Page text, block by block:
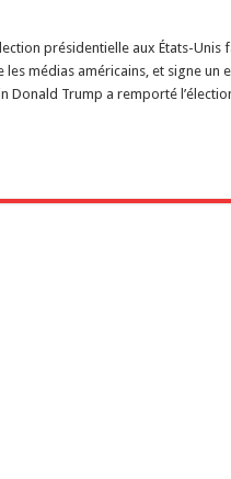
présidentielle aux États-Unis
médias américains, et signe un
Donald Trump a remporté